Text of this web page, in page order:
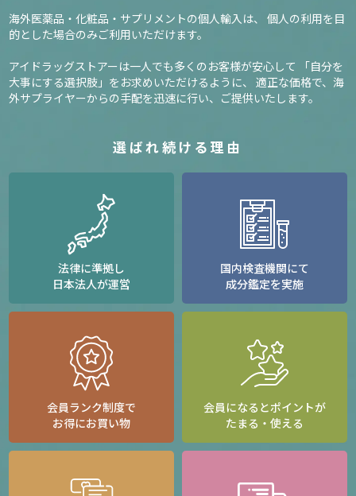
海外医薬品・化粧品・サプリメントの個人輸入は、
個人の利用を目
的とした場合のみご利用いただけます。
アイドラッグストアーは一人でも多くのお客様が安心して
「自分を
大事にする選択肢」をお求めいただけるように、
適正な価格で、海
外サプライヤーからの手配を迅速に行い、ご提供いたします。
選ばれ続ける理由
法律に準拠し
日本法人が運営
国内検査機関にて
成分鑑定を実施
会員ランク制度で
お得にお買い物
会員になるとポイントが
たまる・使える